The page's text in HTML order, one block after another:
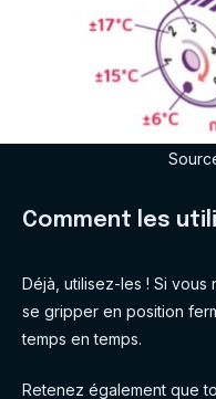
Comment les
Déjà, utilisez-les ! Si
se gripper en position
temps en temps.
Retenez également que